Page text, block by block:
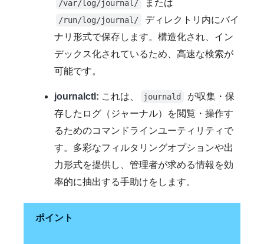
/var/log/journal/ または
/run/log/journal/
ディレクトリ内にバイ
ナリ形式で保存します。構造化され、イン
デックス化されているため、高速な検索が
可能です。
journalctl: これは、 journald
が収集・保
存したログ（ジャーナル）を閲覧・操作す
るためのコマンドラインユーティリティで
す。多彩なフィルタリングオプションや出
力形式を提供し、管理者が求める情報を効
率的に抽出する手助けをします。
ポイント